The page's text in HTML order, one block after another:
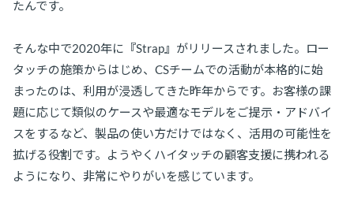
たんです。
そんな中で2020年に『Strap』がリリースされました。ロー
タッチの施策からはじめ、CSチームでの活動が本格的に始
まったのは、利用が浸透してきた昨年からです。お客様の課
題に応じて類似のケースや最適なモデルをご提示・アドバイ
スをするなど、製品の使い方だけではなく、活用の可能性を
拡げる役割です。ようやくハイタッチの顧客支援に携われる
ようになり、非常にやりがいを感じています。